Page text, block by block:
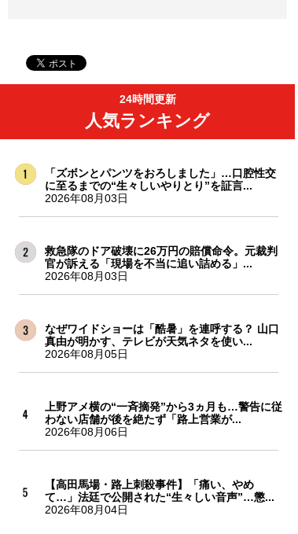
24時間更新
人気ランキング
「ズボンとパンツをおろしました」…口腔性交
に至るまでの“生々しいやりとり”を証言...
2026年08月03日
救急隊のドア破壊に26万円の賠償命令。元裁判
官が訴える「現場を不当に追い詰める」...
2026年08月03日
なぜワイドショーは「酷暑」を連呼する？ 山口
真由が明かす、テレビが天気ネタを使い...
2026年08月05日
上野アメ横の“一斉摘発”から3ヵ月も…警告に従
わない店舗が後を絶たず「路上営業が...
2026年08月06日
【高田馬場・路上刺殺事件】「痛い、やめ
て…」法廷で公開された“生々しい音声”…懲...
2026年08月04日